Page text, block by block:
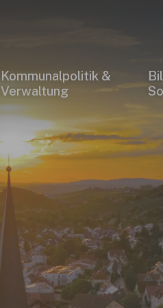
Kommunalpolitik &
Verwaltung